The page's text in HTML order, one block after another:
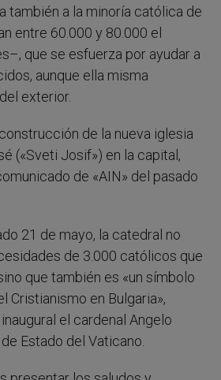
también a la minoría católica de
entre 60.000 y 80.000 el
que se esfuerza por ayudar a
aunque ella misma
exterior.
de la nueva iglesia
(«Sveti Josif») en la capital,
de «AIN» del pasado
21 de mayo, la catedral no
de 3.000 católicos que
que también es «un símbolo
Cristianismo en Bulgaria»,
el cardenal Angelo
Estado del Vaticano.